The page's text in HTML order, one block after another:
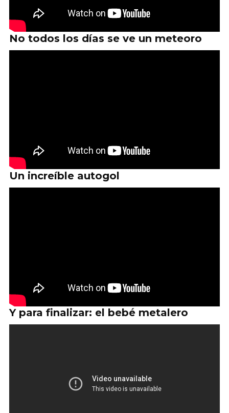
No todos los días se ve un meteoro
Un increíble autogol
Y para finalizar: el bebé metalero